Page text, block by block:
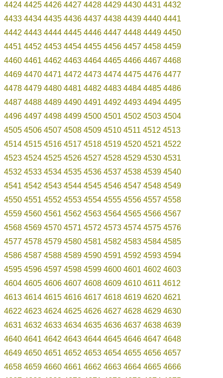
4424 4425 4426 4427 4428 4429 4430 4431 4432
4433 4434 4435 4436 4437 4438 4439 4440 4441
4442 4443 4444 4445 4446 4447 4448 4449 4450
4451 4452 4453 4454 4455 4456 4457 4458 4459
4460 4461 4462 4463 4464 4465 4466 4467 4468
4469 4470 4471 4472 4473 4474 4475 4476 4477
4478 4479 4480 4481 4482 4483 4484 4485 4486
4487 4488 4489 4490 4491 4492 4493 4494 4495
4496 4497 4498 4499 4500 4501 4502 4503 4504
4505 4506 4507 4508 4509 4510 4511 4512 4513
4514 4515 4516 4517 4518 4519 4520 4521 4522
4523 4524 4525 4526 4527 4528 4529 4530 4531
4532 4533 4534 4535 4536 4537 4538 4539 4540
4541 4542 4543 4544 4545 4546 4547 4548 4549
4550 4551 4552 4553 4554 4555 4556 4557 4558
4559 4560 4561 4562 4563 4564 4565 4566 4567
4568 4569 4570 4571 4572 4573 4574 4575 4576
4577 4578 4579 4580 4581 4582 4583 4584 4585
4586 4587 4588 4589 4590 4591 4592 4593 4594
4595 4596 4597 4598 4599 4600 4601 4602 4603
4604 4605 4606 4607 4608 4609 4610 4611 4612
4613 4614 4615 4616 4617 4618 4619 4620 4621
4622 4623 4624 4625 4626 4627 4628 4629 4630
4631 4632 4633 4634 4635 4636 4637 4638 4639
4640 4641 4642 4643 4644 4645 4646 4647 4648
4649 4650 4651 4652 4653 4654 4655 4656 4657
4658 4659 4660 4661 4662 4663 4664 4665 4666